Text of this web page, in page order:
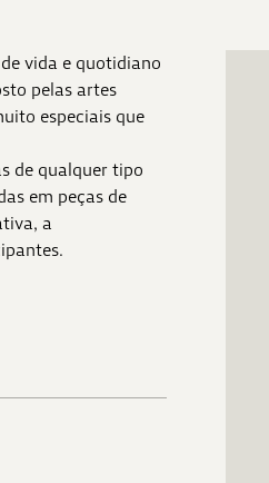
vida e quotidiano
pelas artes
especiais que
de qualquer tipo
em peças de
a